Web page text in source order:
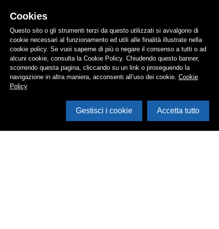
Cookies
Questo sito o gli strumenti terzi da questo utilizzati si avvalgono di
cookie necessari al funzionamento ed utili alle finalità illustrate nella
cookie policy. Se vuoi saperne di più o negare il consenso a tutti o ad
alcuni cookie, consulta la Cookie Policy. Chiudendo questo banner,
scorrendo questa pagina, cliccando su un link o proseguendo la
navigazione in altra maniera, acconsenti all’uso dei cookie. Cookie
Policy
Gestisci i cookie Accetta tutto